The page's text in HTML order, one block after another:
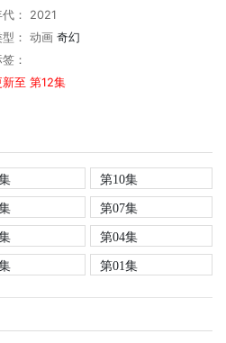
代： 2021
型：动画 奇幻
：
新至 第12集
第10集
第07集
第04集
第01集